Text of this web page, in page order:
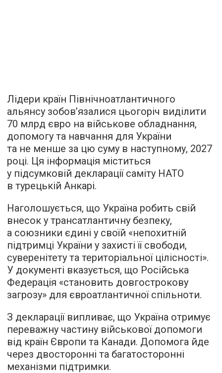
Лідери країн Північноатлантичного
альянсу зобов’язалися цьогоріч виділити
70 млрд євро на військове обладнання,
допомогу та навчання для України
та не менше за цю суму в наступному, 2027
році. Ця інформація міститься
у підсумковій декларації саміту НАТО
в турецькій Анкарі.
Наголошується, що Україна робить свій
внесок у трансатлантичну безпеку,
а союзники єдині у своїй «непохитній
підтримці України у захисті її свободи,
суверенітету та територіальної цілісності».
У документі вказується, що Російська
Федерація «становить довгострокову
загрозу» для євроатлантичної спільноти.
З декларації випливає, що Україна отримує
переважну частину військової допомоги
від країн Європи та Канади. Допомога йде
через двосторонні та багатосторонні
механізми підтримки.